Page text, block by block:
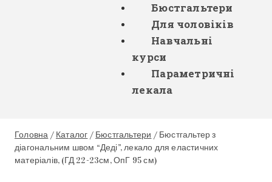
Бюстгальтери
Для чоловіків
Навчальні
курси
Параметричні
лекала
Головна / Каталог / Бюстгальтери / Бюстгальтер з
діагональним швом “Деді”, лекало для еластичних
матеріалів, (ГД 22-23см, ОпГ 95 см)